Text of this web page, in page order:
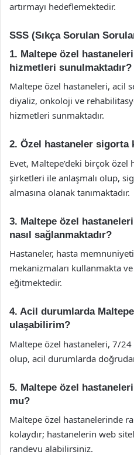
artırmayı hedeflemektedir.
SSS (Sıkça Sorulan
1. Maltepe özel
hizmetleri sunulmaktadır?
Maltepe özel hastaneleri, acil
diyaliz, onkoloji ve
hizmetleri sunmaktadır.
2. Özel hastaneler sigorta
Evet, Maltepe’deki birçok
şirketleri ile anlaşmalı olup,
almasına olanak tanımaktadır.
3. Maltepe özel
nasıl sağlanmaktadır?
Hastaneler, hasta
mekanizmaları kullanmakta
eğitmektedir.
4. Acil durumlarda
ulaşabilirim?
Maltepe özel hastaneleri, 7/
olup, acil durumlarda
5. Maltepe özel
mu?
Maltepe özel hastanelerinde
kolaydır; hastanelerin web
randevu alabilirsiniz.